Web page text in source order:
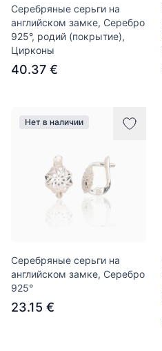
Серебряные серьги на
английском замке, Серебро
925°, родий (покрытие),
Цирконы
40.37 €
Нет в наличии
Серебряные серьги на
английском замке, Серебро
925°
23.15 €